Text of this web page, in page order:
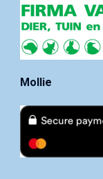
Mollie